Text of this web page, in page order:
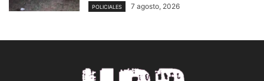
POLICIALES 7 agosto, 2026